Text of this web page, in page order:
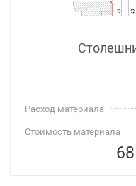
Расход материала
Стоимость материала